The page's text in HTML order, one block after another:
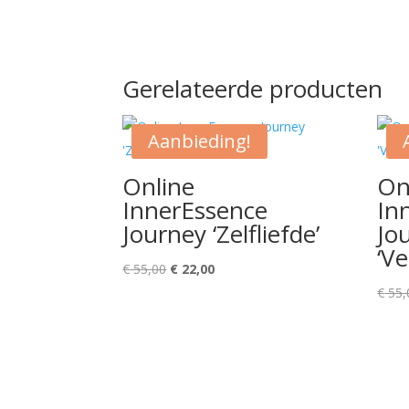
Gerelateerde producten
Aanbieding!
Online
InnerEssence
Journey ‘Zelfliefde’
€55,00 Oorspronkelijke
€ 22,00Huidige
€